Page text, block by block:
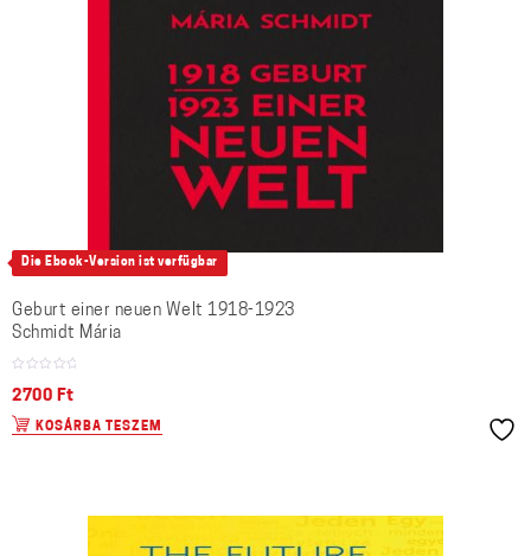
Die Ebook-Version ist verfügbar
Geburt einer neuen Welt 1918-1923
Schmidt Mária
2700 Ft
KOSÁRBA TESZEM